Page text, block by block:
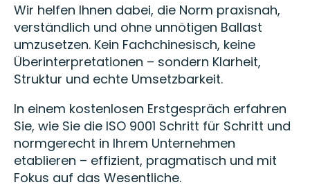
Wir helfen Ihnen dabei, die Norm praxisnah,
verständlich und ohne unnötigen Ballast
umzusetzen. Kein Fachchinesisch, keine
Überinterpretationen – sondern Klarheit,
Struktur und echte Umsetzbarkeit.
In einem kostenlosen Erstgespräch erfahren
Sie, wie Sie die ISO 9001 Schritt für Schritt und
normgerecht in Ihrem Unternehmen
etablieren – effizient, pragmatisch und mit
Fokus auf das Wesentliche.